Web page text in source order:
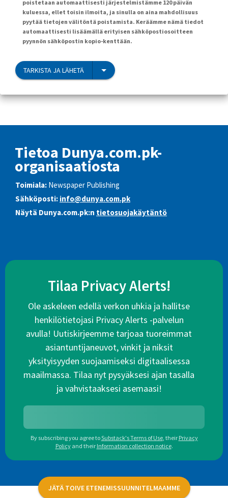
poistetaan automaattisesti järjestelmistämme 120 päivän
kuluessa, ellet toisin ilmoita, ja sinulla on aina mahdollisuus
pyytää tietojen välitöntä poistamista. Keräämme nämä tiedot
automaattisesti lisäämällä erityisen sähköpostiosoitteen
pyynnön sähköpostin kopio-kenttään.
TARKISTA JA LÄHETÄ
Tietoa Dunya.com.pk-
organisaatiosta
Toimiala: Newspaper Publishing
Sähköposti: info@dunya.com.pk
Näytä Dunya.com.pk:n tietosuojakäytäntö
Tilaa Privacy Alerts!
Ole askeleen edellä verkon uhkia ja hallitse
henkilötietojasi Privacy Alerts -palvelun
avulla! Uutiskirjeemme tarjoaa tuoreimmat
asiantuntijaneuvot, vinkit ja niksit
yksityisyyden suojaamiseksi digitaalisessa
maailmassa. Tilaa nyt pysyäksesi ajan tasalla
ja vahvistaaksesi asemaasi!
By subscribing you agree toSubstack's Terms of Use, their Privacy
Policy and their Information collection notice.
JÄTÄ TOIVE ETENEMISSUUNNITELMAAMME